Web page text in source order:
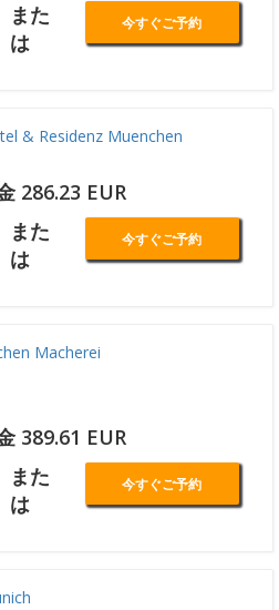
また
は
今すぐご予約
& Residenz Muenchen
286.23 EUR
また
は
今すぐご予約
Macherei
389.61 EUR
また
は
今すぐご予約